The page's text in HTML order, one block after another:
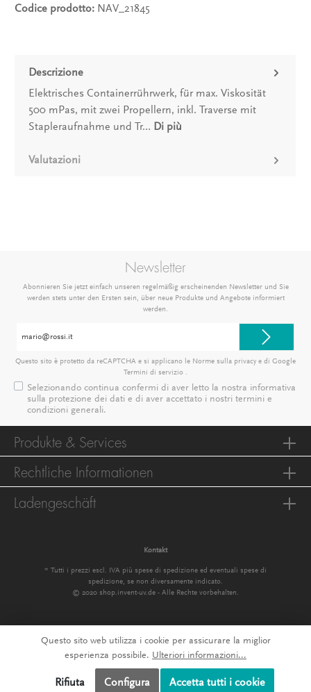
Codice prodotto: NAV_21845
Descrizione
Elektrisches Containerrührwerk, für max. Viskosität
500 mPas, mit zwei Propellern, inkl. Traverse mit
Stapleraufnahme und Tr… Di più
Valutazioni
Newsletter
Abonnieren Sie jetzt einfach unseren regelmäßig erscheinenden Newsletter und Sie
werden stets unter den Ersten sein, über neue Produkte und Angebote informiert
werden.
Questo sito è protetto da reCAPTCHA e si applicano le Norme sulla privacy e di Google
Termini di servizio .
Selezionando continua confermi di aver letto la nostra informativa
sulla protezione dei dati e di aver accettato i nostritermini e
condizioni generali.
Produkte & Services
Rechtliche Informationen
Ladengeschäft
Kontakt
* Tutti i prezzi escl. IVA più spese di spedizione ed eventuali spese di
spedizione, se non diversamente indicato.
© 2020 shop.invent-uv.de - Alle Rechte vorbehalten.
Questo sito web utilizza i cookie per assicurare la miglior
esperienza possibile. Ulteriori informazioni...
Rifiuta Configura Accetta tutti i cookie